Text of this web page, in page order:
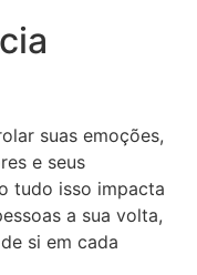
suas emoções,
e seus
tudo isso impacta
a sua volta,
si em cada